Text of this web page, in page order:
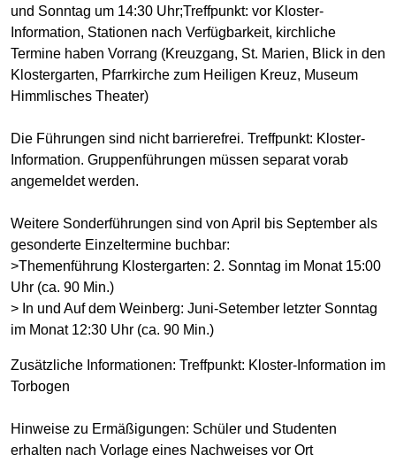
und Sonntag um 14:30 Uhr;Treffpunkt: vor Kloster-
Information, Stationen nach Verfügbarkeit, kirchliche
Termine haben Vorrang (Kreuzgang, St. Marien, Blick in den
Klostergarten, Pfarrkirche zum Heiligen Kreuz, Museum
Himmlisches Theater)
Die Führungen sind nicht barrierefrei. Treffpunkt: Kloster-
Information. Gruppenführungen müssen separat vorab
angemeldet werden.
Weitere Sonderführungen sind von April bis September als
gesonderte Einzeltermine buchbar:
>Themenführung Klostergarten: 2. Sonntag im Monat 15:00
Uhr (ca. 90 Min.)
> In und Auf dem Weinberg: Juni-Setember letzter Sonntag
im Monat 12:30 Uhr (ca. 90 Min.)
Zusätzliche Informationen: Treffpunkt: Kloster-Information im
Torbogen
Hinweise zu Ermäßigungen: Schüler und Studenten
erhalten nach Vorlage eines Nachweises vor Ort